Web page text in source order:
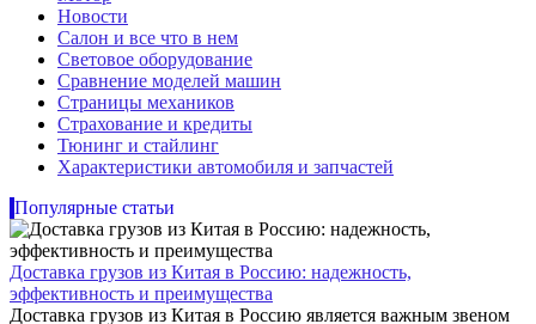
Новости
Салон и все что в нем
Световое оборудование
Сравнение моделей машин
Страницы механиков
Страхование и кредиты
Тюнинг и стайлинг
Характеристики автомобиля и запчастей
Популярные статьи
Доставка грузов из Китая в Россию: надежность,
эффективность и преимущества
Доставка грузов из Китая в Россию является важным звеном